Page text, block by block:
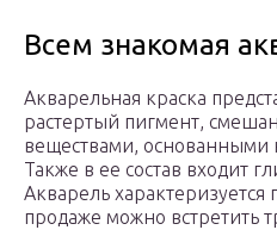
Всем знакомая
Акварельная краска
растертый пигмент,
веществами, основанными
Также в ее состав входит
Акварель характеризуется
продаже можно встретить